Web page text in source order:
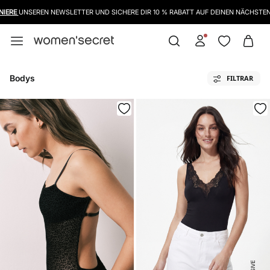
WIR HABEN DIE RÜCKGABEFRIST BIS ZUM 8. JANUAR VERLÄNGERT
Bodys FILTRAR